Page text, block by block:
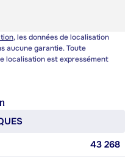
, les données de localisation
aucune garantie. Toute
localisation est expressément
43 268